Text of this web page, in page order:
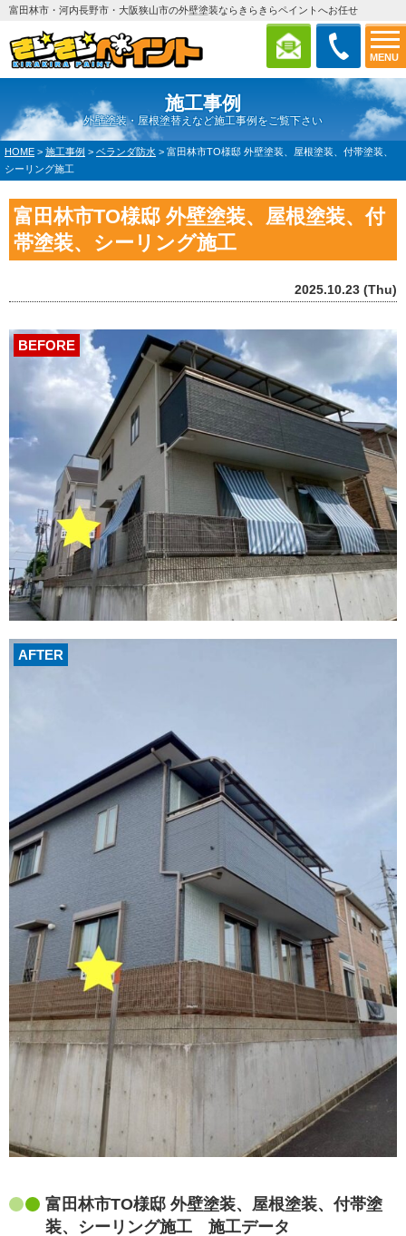
MENU
富田林市・河内長野市・大阪狭山市の外壁塗装ならきらきらペイントへお任せ
施工事例
外壁塗装・屋根塗替えなど施工事例をご覧下さい
HOME > 施工事例 > ベランダ防水 > 富田林市TO様邸 外壁塗装、屋根塗装、付帯塗装、
シーリング施工
富田林市TO様邸 外壁塗装、屋根塗装、付
帯塗装、シーリング施工
2025.10.23 (Thu)
AFTER
BEFORE
富田林市TO様邸 外壁塗装、屋根塗装、付帯塗
装、シーリング施工 施工データ